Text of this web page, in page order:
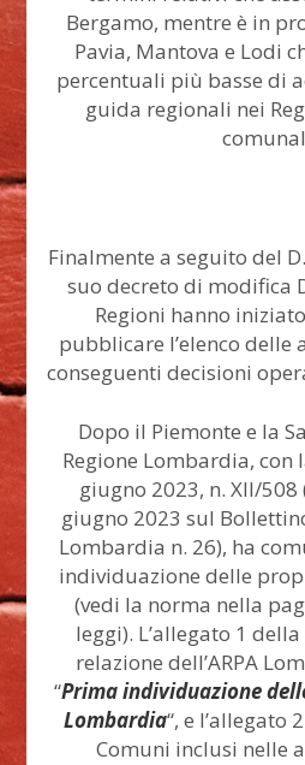
Bergamo, mentre è in
Pavia, Mantova e Lodi
percentuali più basse di
guida regionali nei
Finalmente a seguito del
suo decreto di modifica
Regioni hanno
pubblicare l’elenco delle
conseguenti decisioni
Dopo il Piemonte e la
Regione Lombardia, con
giugno 2023, n. XII/
giugno 2023 sul
Lombardia n. 26), ha
individuazione delle
(vedi la norma nella
leggi). L’allegato 1
relazione dell’ARPA
“Prima individuazione
Lombardia“, e l’allegato
Comuni inclusi nelle